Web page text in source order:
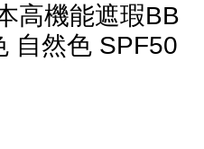
高機能遮瑕BB
自然色 SPF50